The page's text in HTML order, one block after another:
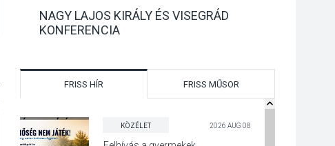
NAGY LAJOS KIRÁLY ÉS VISEGRÁD
KONFERENCIA
FRISS HÍR FRISS MŰSOR
KÖZÉLET 2026 AUG 08